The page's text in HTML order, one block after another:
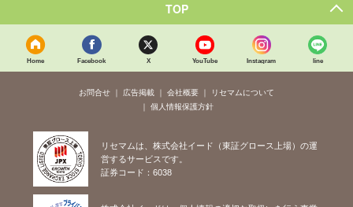
TOP
Home Facebook X YouTube Instagram line
お問合せ 広告掲載 会社概要
リセマムについて
個人情報保護方針
リセマムは、株式会社イード（東証グロース上場）の運
営するサービスです。
証券コード：6038